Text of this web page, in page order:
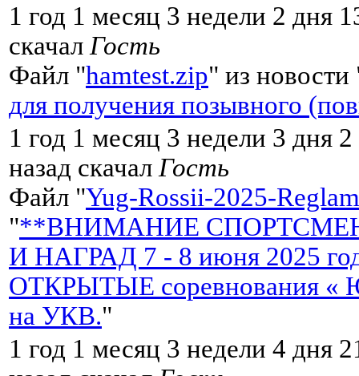
1 год 1 месяц 3 недели 2 дня
скачал Гость
Файл "hamtest.zip" из новости
для получения позывного
1 год 1 месяц 3 недели 3 дня
назад скачал Гость
Файл "Yug-Rossii-2025-
"**ВНИМАНИЕ
И НАГРАД 7 - 8 июня 2025
ОТКРЫТЫЕ соревнования «
на УКВ."
1 год 1 месяц 3 недели 4 дня